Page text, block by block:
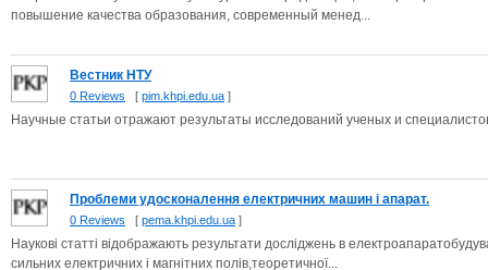
повышение качества образования, современный менед...
Вестник НТУ
0 Reviews [ pim.khpi.edu.ua ]
Научные статьи отражают результаты исследований ученых и
Проблеми удосконалення електричних машин i апарат.
0 Reviews [ pema.khpi.edu.ua ]
Наукові статті відображають результати досліджень в
сильних електричних і магнітних полів,теоретичної...